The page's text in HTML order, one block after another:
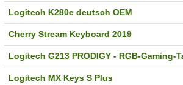
Logitech K280e deutsch OEM
Cherry Stream Keyboard 2019
Logitech G213 PRODIGY - RGB-Gaming-
Logitech MX Keys S Plus